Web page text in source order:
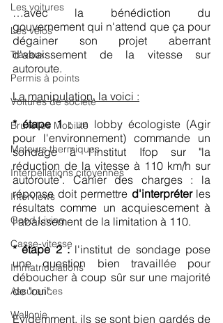
Les voitures
Les vélos
Travaux
Permis à points
Voitures de société
Bruxelles Mobilité
Moteurs thermiques
Interpellations citoyennes
Interviews
Good Living
Casse-vitesse
Immatriculations
Assurances
Wallonie
…avec la bénédiction du
gouvernement qui n'attend que ça pour
dégainer son projet aberrant
d'abaissement de la vitesse sur
autoroute.
La manipulation, la voici :
* étape 1 : un lobby écologiste (Agir
pour l'environnement) commande un
sondage à l'institut Ifop sur "la
réduction de la vitesse à 110 km/h sur
autoroute". Cahier des charges : la
réponse doit permettre d'interpréter les
résultats comme un acquiescement à
l'abaissement de la limitation à 110.
* étape 2 : l'institut de sondage pose
une question bien travaillée pour
déboucher à coup sûr sur une majorité
de "oui".
Evidemment, ils se sont bien gardés de